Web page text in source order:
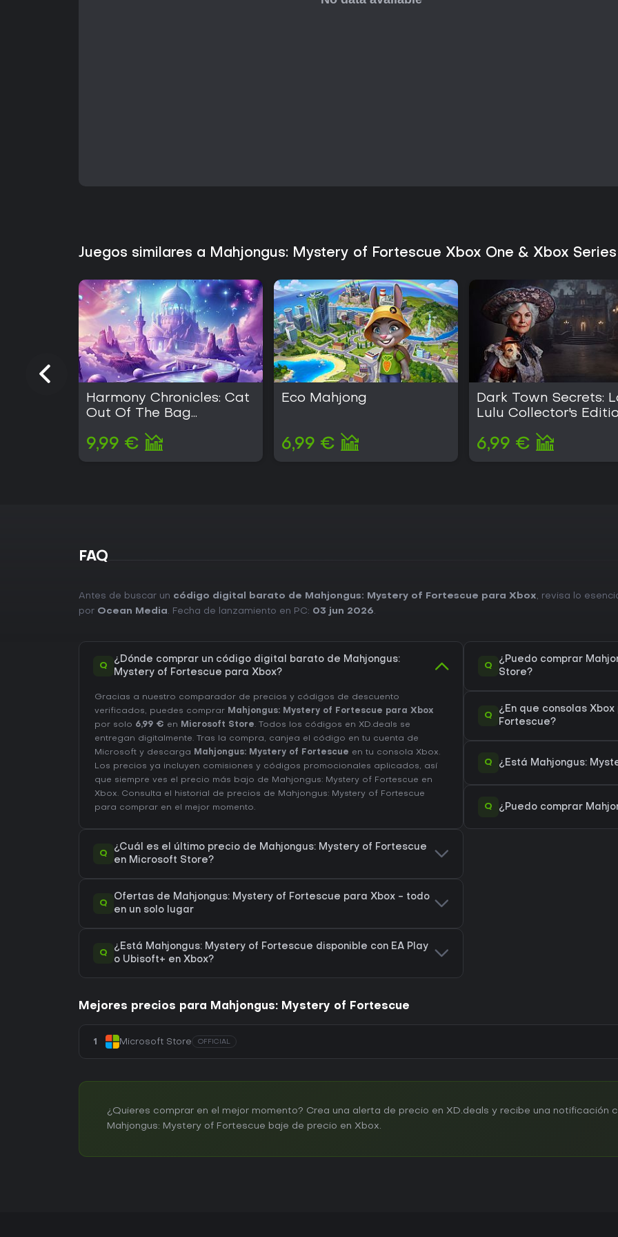
surgen giros y se esclarecen
crisis actual. La narrativa
Los gráficos muestran con
tableros de puzles sin restar
que cambian sutilmente
diseño de audio refuerza la
ocultos ofrece contenido
autosuficiente en consolas
Quienes disfrutan del mahjong
enriquecidas por el marco
funciones multijugador o de
contenido completo desde el
los aficionados a los puzles
un inicio y un final definidos.
garantiza un acceso amplio
este estilo de juego.
Juegos similares a Mahjongus: Mystery of Fortescue Xbox One & Xbox Series
Harmony Chronicles: Cat
Out Of The Bag
9,99 €
Eco Mahjong
6,99 €
Dark Town Secrets:
Lulu Collector's
6,99 €
FAQ
Antes de buscar un código digital barato de Mahjongus: Mystery of Fortescue para Xbox, revisa lo
por Ocean Media. Fecha de lanzamiento en PC: 03 jun 2026.
Q
¿Dónde comprar un código digital barato de Mahjongus:
Mystery of Fortescue para Xbox?
Gracias a nuestro comparador de precios y códigos de descuento
verificados, puedes comprar Mahjongus: Mystery of Fortescue para Xbox
por solo 6,99 € en Microsoft Store. Todos los códigos en XD.deals se
entregan digitalmente. Tras la compra, canjea el código en tu cuenta de
Microsoft y descarga Mahjongus: Mystery of Fortescue en tu consola Xbox.
Los precios ya incluyen comisiones y códigos promocionales aplicados, así
que siempre ves el precio más bajo de Mahjongus: Mystery of Fortescue en
Xbox. Consulta el
historial de precios de Mahjongus: Mystery of Fortescue
para comprar en el mejor momento.
Q
¿Cuál es el último precio de Mahjongus: Mystery of Fortescue
en Microsoft Store?
Q
Ofertas de Mahjongus: Mystery of Fortescue para Xbox - todo
en un solo lugar
Q
¿Está Mahjongus: Mystery of Fortescue disponible con EA Play
o Ubisoft+ en Xbox?
Q
¿Puedo comprar
Store?
Q
¿En que consolas
Fortescue?
Q ¿Está Mahjongus:
Q ¿Puedo comprar
Mejores precios para Mahjongus: Mystery of Fortescue
1 Microsoft Store OFFICIAL
¿Quieres comprar en el mejor momento? Crea una alerta de precio en XD.deals y recibe una notificación
Mahjongus: Mystery of Fortescue baje de precio en Xbox.